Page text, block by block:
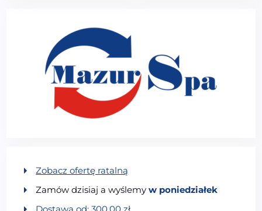
Zobacz ofertę ratalną
Zamów dzisiaj a wyślemyw poniedziałek